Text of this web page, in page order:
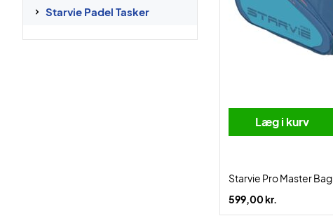
Starvie Padel Tasker
Læg i kurv
Starvie Pro Master Bag
599,00 kr.